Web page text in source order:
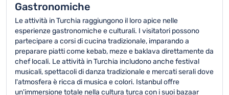
Gastronomiche
Le attività in Turchia raggiungono il loro apice nelle
esperienze gastronomiche e culturali. I visitatori possono
partecipare a corsi di cucina tradizionale, imparando a
preparare piatti come kebab, meze e baklava direttamente da
chef locali. Le attività in Turchia includono anche festival
musicali, spettacoli di danza tradizionale e mercati serali dove
l'atmosfera è ricca di musica e colori. Istanbul offre
un'immersione totale nella cultura turca con i suoi bazaar